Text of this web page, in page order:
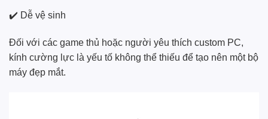
✔️ Dễ vệ sinh
Đối với các game thủ hoặc người yêu thích custom PC,
kính cường lực là yếu tố không thể thiếu để tạo nên một bộ
máy đẹp mắt.